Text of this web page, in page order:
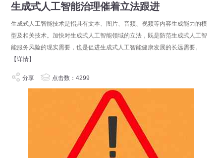
生成式人工智能治理催着立法跟进
生成式人工智能技术是指具有文本、图片、音频、视频等内容生成能力的模
型及相关技术。加快对生成式人工智能领域的立法，既是防范生成式人工智
能服务风险的现实需要，也是促进生成式人工智能健康发展的长远需要。
【详情】
分享 点击数：4299